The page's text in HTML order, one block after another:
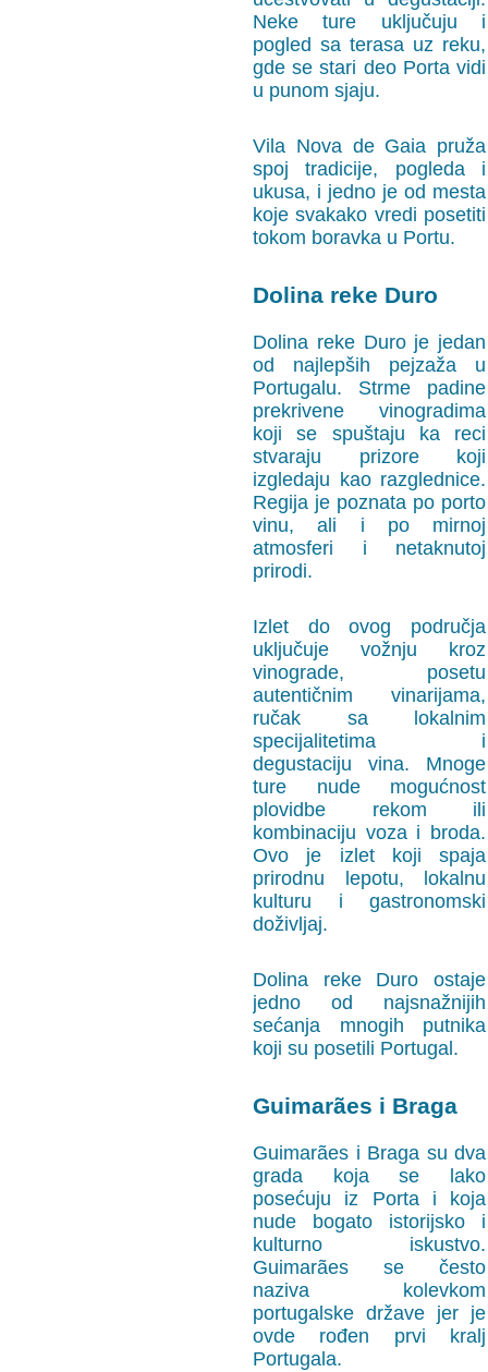
Neke ture uključuju i
pogled sa terasa uz reku,
gde se stari deo Porta vidi
u punom sjaju.
Vila Nova de Gaia pruža
spoj tradicije, pogleda i
ukusa, i jedno je od mesta
koje svakako vredi posetiti
tokom boravka u Portu.
Dolina reke Duro
Dolina reke Duro je jedan
od najlepših pejzaža u
Portugalu. Strme padine
prekrivene vinogradima
koji se spuštaju ka reci
stvaraju prizore koji
izgledaju kao razglednice.
Regija je poznata po porto
vinu, ali i po mirnoj
atmosferi i netaknutoj
prirodi.
Izlet do ovog područja
uključuje vožnju kroz
vinograde, posetu
autentičnim vinarijama,
ručak sa lokalnim
specijalitetima i
degustaciju vina. Mnoge
ture nude mogućnost
plovidbe rekom ili
kombinaciju voza i broda.
Ovo je izlet koji spaja
prirodnu lepotu, lokalnu
kulturu i gastronomski
doživljaj.
Dolina reke Duro ostaje
jedno od najsnažnijih
sećanja mnogih putnika
koji su posetili Portugal.
Guimarães i Braga
Guimarães i Braga su dva
grada koja se lako
posećuju iz Porta i koja
nude bogato istorijsko i
kulturno iskustvo.
Guimarães se često
naziva kolevkom
portugalske države jer je
ovde rođen prvi kralj
Portugala.